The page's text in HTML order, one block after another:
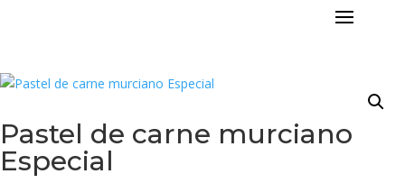
Pastel de carne murciano
Especial